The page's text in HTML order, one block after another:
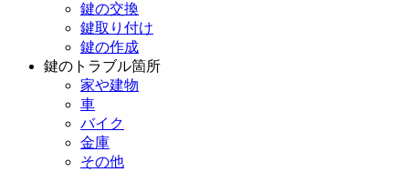
鍵の交換
鍵取り付け
鍵の作成
鍵のトラブル箇所
家や建物
車
バイク
金庫
その他